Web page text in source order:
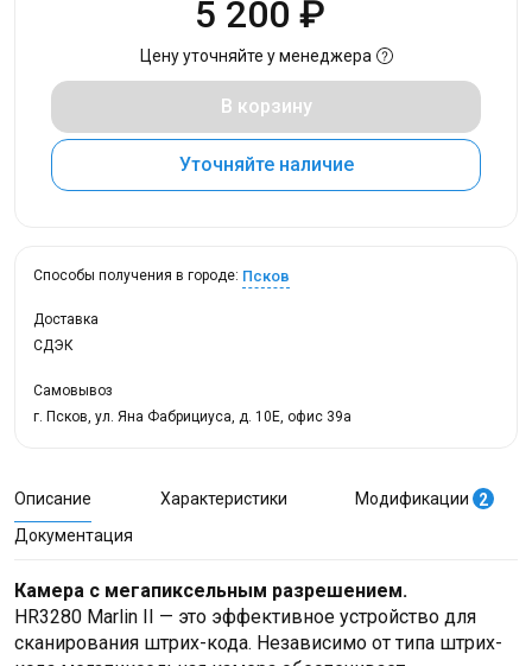
5 200 ₽
Цену уточняйте у менеджера
В корзину
Уточняйте наличие
Способы получения в городе: Псков
Доставка
СДЭК
Самовывоз
г. Псков, ул. Яна Фабрициуса, д. 10Е, офис 39а
Описание Характеристики Модификации
2
Документация
Камера с мегапиксельным разрешением.
HR3280 Marlin II — это эффективное устройство для
сканирования штрих-кода. Независимо от типа штрих-